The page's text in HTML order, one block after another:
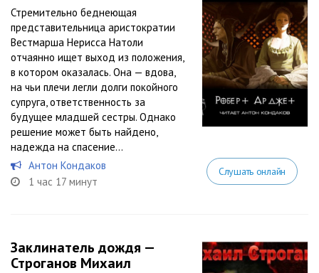
Стремительно беднеющая
представительница аристократии
Вестмарша Нерисса Натоли
отчаянно ищет выход из положения,
в котором оказалась. Она — вдова,
на чьи плечи легли долги покойного
супруга, ответственность за
будущее младшей сестры. Однако
решение может быть найдено,
надежда на спасение...
Антон Кондаков
1 час 17 минут
Слушать онлайн
Заклинатель дождя —
Строганов Михаил